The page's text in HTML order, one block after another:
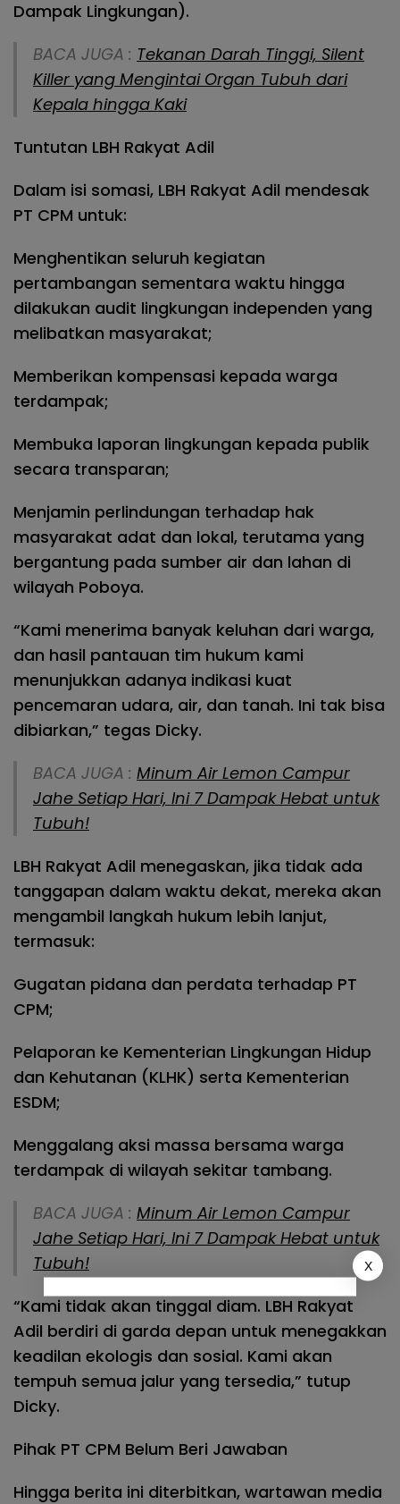
Dampak Lingkungan).
BACA JUGA : Tekanan Darah Tinggi, Silent
Killer yang Mengintai Organ Tubuh dari
Kepala hingga Kaki
Tuntutan LBH Rakyat Adil
Dalam isi somasi, LBH Rakyat Adil mendesak
PT CPM untuk:
Menghentikan seluruh kegiatan
pertambangan sementara waktu hingga
dilakukan audit lingkungan independen yang
melibatkan masyarakat;
Memberikan kompensasi kepada warga
terdampak;
Membuka laporan lingkungan kepada publik
secara transparan;
Menjamin perlindungan terhadap hak
masyarakat adat dan lokal, terutama yang
bergantung pada sumber air dan lahan di
wilayah Poboya.
“Kami menerima banyak keluhan dari warga,
dan hasil pantauan tim hukum kami
menunjukkan adanya indikasi kuat
pencemaran udara, air, dan tanah. Ini tak bisa
dibiarkan,” tegas Dicky.
BACA JUGA : Minum Air Lemon Campur
Jahe Setiap Hari, Ini 7 Dampak Hebat untuk
Tubuh!
LBH Rakyat Adil menegaskan, jika tidak ada
tanggapan dalam waktu dekat, mereka akan
mengambil langkah hukum lebih lanjut,
termasuk:
Gugatan pidana dan perdata terhadap PT
CPM;
Pelaporan ke Kementerian Lingkungan Hidup
dan Kehutanan (KLHK) serta Kementerian
ESDM;
Menggalang aksi massa bersama warga
terdampak di wilayah sekitar tambang.
BACA JUGA : Minum Air Lemon Campur
Jahe Setiap Hari, Ini 7 Dampak Hebat untuk
Tubuh!
“Kami tidak akan tinggal diam. LBH Rakyat
Adil berdiri di garda depan untuk menegakkan
keadilan ekologis dan sosial. Kami akan
tempuh semua jalur yang tersedia,” tutup
Dicky.
Pihak PT CPM Belum Beri Jawaban
Hingga berita ini diterbitkan, wartawan media
X